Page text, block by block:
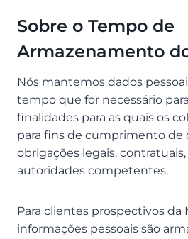
Sobre o Tempo de
Armazenamento
Nós mantemos dados
tempo que for necessário
finalidades para as quais os
para fins de cumprimento de
obrigações legais,
autoridades competentes.
Para clientes prospectivos da
informações pessoais são